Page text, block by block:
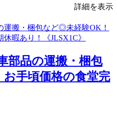
詳細を表示
部品の運搬・梱包
手頃価格の食堂完